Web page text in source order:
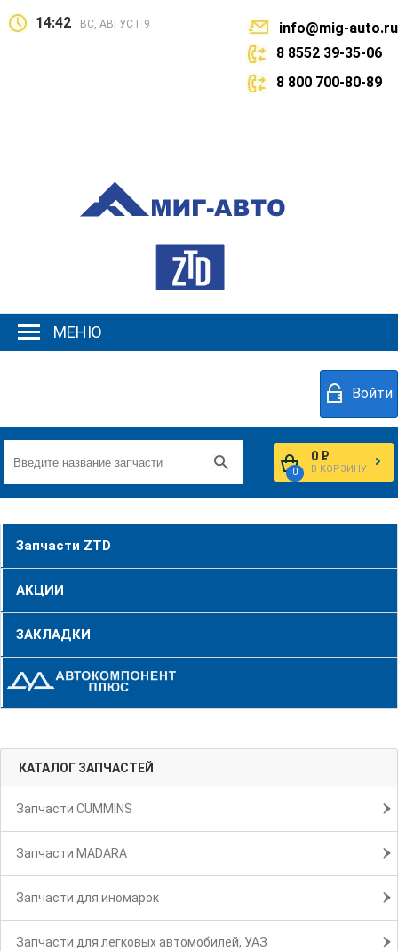
14:42 ВС, АВГУСТ 9
info@mig-auto.ru
8 8552 39-35-06
8 800 700-80-89
МЕНЮ
Войти
0
0 ₽
В КОРЗИНУ
Запчасти ZTD
АКЦИИ
ЗАКЛАДКИ
КАТАЛОГ ЗАПЧАСТЕЙ
Запчасти CUMMINS
Запчасти MADARA
Запчасти для иномарок
Запчасти для легковых автомобилей, УАЗ